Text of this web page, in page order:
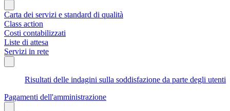
Carta dei servizi e standard di qualità
Class action
Costi contabilizzati
Liste di attesa
Servizi in rete
Risultati delle indagini sulla soddisfazione da parte degli utenti
Pagamenti dell'amministrazione